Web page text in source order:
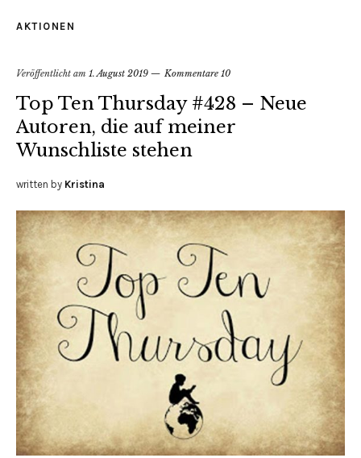
AKTIONEN
Veröffentlicht am 1. August 2019 Kommentare 10
Top Ten Thursday #428 – Neue
Autoren, die auf meiner
Wunschliste stehen
written by Kristina